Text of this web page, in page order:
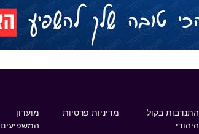
התנדבות בקול
היהודי
מדיניות פרטיות
מועדון
המשפיעים